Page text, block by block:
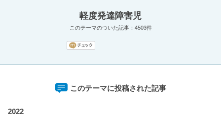
軽度発達障害児
このテーマのついた記事：4503件
このテーマに投稿された記事
2022